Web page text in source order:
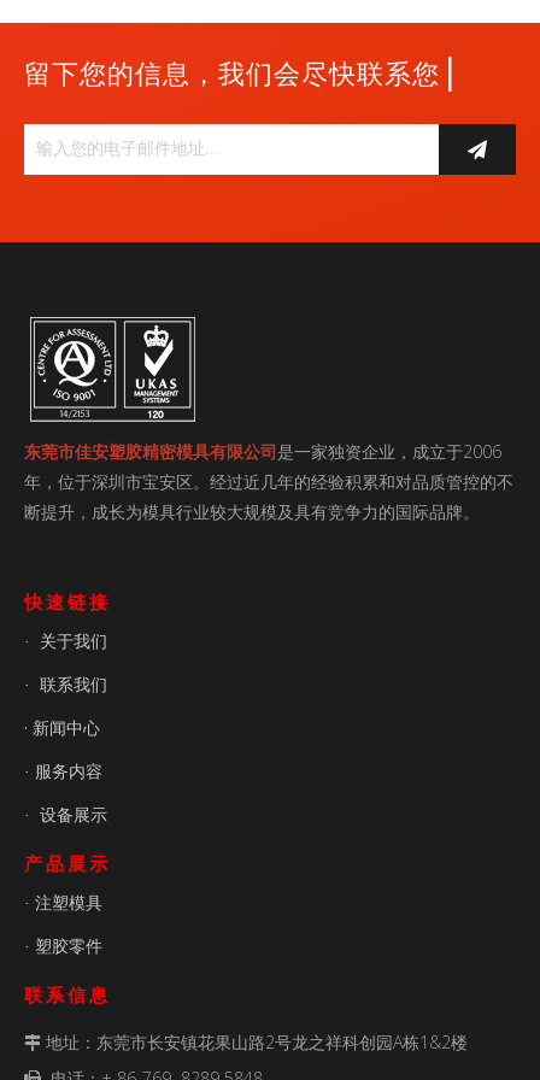
留下您的信息，我们会尽快联系您 |
东莞市佳安塑胶精密模具有限公司是一家独资企业，成立于2006
年，位于深圳市宝安区。经过近几年的经验积累和对品质管控的不
断提升，成长为模具行业较大规模及具有竞争力的国际品牌。
快速链接
· 关于我们
· 联系我们
· 新闻中心
· 服务内容
· 设备展示
产品展示
· 注塑模具
· 塑胶零件
联系信息
 地址：东莞市长安镇花果山路2号龙之祥科创园A栋1&2楼